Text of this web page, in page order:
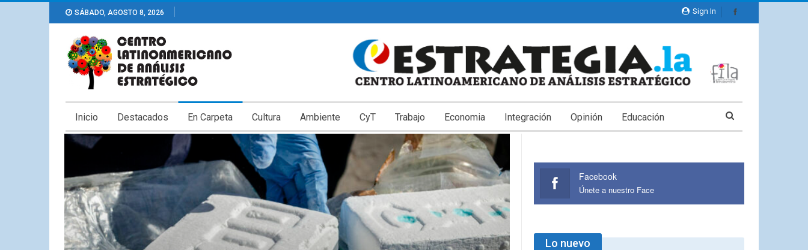
Sign In
SÁBADO, AGOSTO 8, 2026
Inicio Destacados En Carpeta Cultura Ambiente CyT Trabajo Economia Integración Opinión Educación
Facebook
Únete a nuestro Face
Lo nuevo